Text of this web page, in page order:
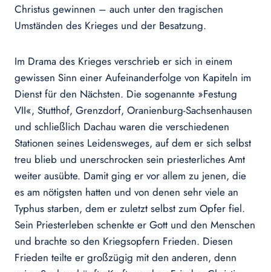
Christus gewinnen – auch unter den tragischen
Umständen des Krieges und der Besatzung.
Im Drama des Krieges verschrieb er sich in einem
gewissen Sinn einer Aufeinanderfolge von Kapiteln im
Dienst für den Nächsten. Die sogenannte »Festung
VII«, Stutthof, Grenzdorf, Oranienburg-Sachsenhausen
und schließlich Dachau waren die verschiedenen
Stationen seines Leidensweges, auf dem er sich selbst
treu blieb und unerschrocken sein priesterliches Amt
weiter ausübte. Damit ging er vor allem zu jenen, die
es am nötigsten hatten und von denen sehr viele an
Typhus starben, dem er zuletzt selbst zum Opfer fiel.
Sein Priesterleben schenkte er Gott und den Menschen
und brachte so den Kriegsopfern Frieden. Diesen
Frieden teilte er großzügig mit den anderen, denn